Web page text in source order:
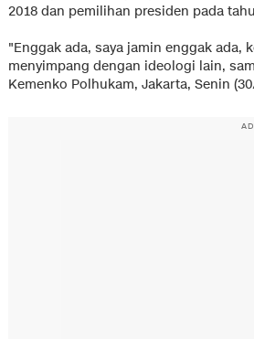
2018 dan pemilihan presiden pada
"Enggak ada, saya jamin enggak ada,
menyimpang dengan ideologi lain,
Kemenko Polhukam, Jakarta, Senin